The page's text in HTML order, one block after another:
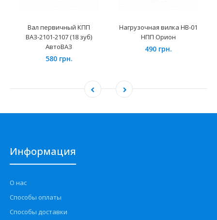
Вал первичный КПП
ВАЗ-2101-2107 (18 зуб)
АвтоВАЗ
580 грн.
Нагрузочная вилка НВ-01
НПП Орион
490 грн.
Информация
О нас
Способы оплаты
Способы доставки